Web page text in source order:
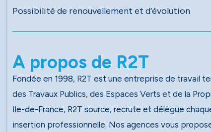
Possibilité de renouvellement et d’évolution
A propos de R2T
Fondée en 1998, R2T est une entreprise de travail
des Travaux Publics, des Espaces Verts et de la Propreté. S’appuyant sur un réseau national de 40 agences,
Ile-de-France, R2T source, recrute et délègue
insertion professionnelle. Nos agences vous